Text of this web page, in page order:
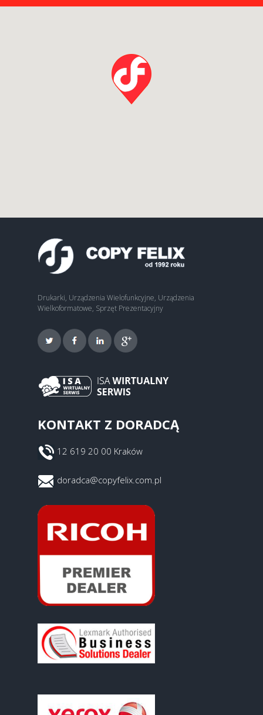
Drukarki, Urządzenia Wielofunkcyjne, Urządzenia
Wielkoformatowe, Sprzęt Prezentacyjny
KONTAKT Z DORADCĄ
12 619 20 00 Kraków
doradca@copyfelix.com.pl